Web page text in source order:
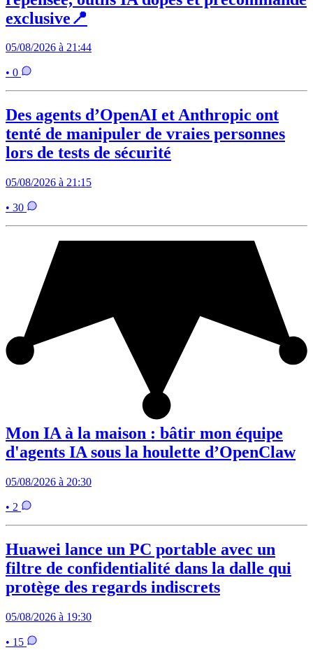
exclusive📍
05/08/2026 à 21:44
• 0
Des agents d’OpenAI et Anthropic ont
tenté de manipuler de vraies personnes
lors de tests de sécurité
05/08/2026 à 21:15
• 30
Mon IA à la maison : bâtir mon équipe
d'agents IA sous la houlette d’OpenClaw
05/08/2026 à 20:30
• 2
Huawei lance un PC portable avec un
filtre de confidentialité dans la dalle qui
protège des regards indiscrets
05/08/2026 à 19:30
• 15